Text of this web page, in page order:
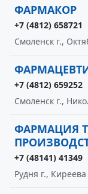
ФАРМАКОР
+7 (4812) 658721
Смоленск г.,
+7 (4812) 659252
Смоленск г.,
ФАРМАЦИЯ
+7 (48141) 41349
Рудня г.,